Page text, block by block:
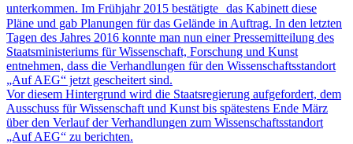
unterkommen. Im Frühjahr 2015 bestätigte das Kabinett diese
Pläne und gab Planungen für das Gelände in Auftrag. In den letzten
Tagen des Jahres 2016 konnte man nun einer Pressemitteilung des
Staatsministeriums für Wissenschaft, Forschung und Kunst
entnehmen, dass die Verhandlungen für den Wissenschaftsstandort
„Auf AEG“ jetzt gescheitert sind.
Vor diesem Hintergrund wird die Staatsregierung aufgefordert, dem
Ausschuss für Wissenschaft und Kunst bis spätestens Ende März
über den Verlauf der Verhandlungen zum Wissenschaftsstandort
„Auf AEG“ zu berichten.